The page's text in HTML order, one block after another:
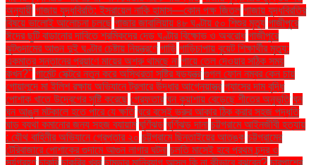
অনুযায়ী গাজায় যুদ্ধবিরতি: ইসরায়েল নাকি হামাস—কোন পক্ষ জিতল গাজায় যুদ্ধবিরতির
বিষয়ে ভালোই আলোচনা চলছে গাজার জাবালিয়ায় ৪৮ ঘণ্টায় ৫০ শিশুর মৃত্যু গাজীপুরে
ঈদের ছুটি বাড়ানোর দাবিতে শ্রমিকদের দেড় ঘণ্টার বিক্ষোভ ও অবরোধ গাজীপুরে
ঝুটগুদামের আগুন দুই ঘণ্টার চেষ্টায় নিয়ন্ত্রণে গাড়ি গাড়িচাপায় বুয়েট শিক্ষার্থীর মৃত্যু:
একমাত্র সন্তানের প্রয়াণে মায়ের অশ্রু থামছে না গায়ে তেল দেওয়ার সঠিক সময়
কখন?" গার্মেন্ট সেক্টরে নতুন করে অস্থিরতা সৃষ্টির ষড়যন্ত্র গুগল ফোন নম্বর কেন চায়
গোয়ালন্দে মা ইলিশ রক্ষায় অভিযানে ট্রলারে উদ্ধার আগ্নেয়াস্ত্র গ্যাসের দাম বৃদ্ধি
পোশাক খাতে উদ্বেগের সৃষ্টি করেছে গ্রেফতার ঘন কুয়াশায় বেড়েছে শীতের অনুভূতি ঘন
ঘন আঙুল মটকালে হতে পারে যে ক্ষতি ঘরে বসেই ভ্রুর আকার ঠিক করার সহজ পদ্ধতি
ঘাড় ব্যথা কমানোর জন্য সহজ ব্যায়াম ঘূর্ণিঝড় ঘূর্ণিঝড় দানা চট্টগ্রামে আইনজীবী হত্যায়
: যৌথ বাহিনীর অভিযানে গ্রেপ্তার ২০ চট্টগ্রামে ছিনতাইয়ের আতঙ্ক চট্টগ্রামের
টেরিবাজারে পোশাকের গুদামে আগুন লাগার ঘটনা চলতি মাসেই হবে প্রথম চন্দ্র ও
সূর্যগ্রহণ চাকরি চাকরির খবর চামড়ার মানিব্যাগ আসল কি না কীভাবে বুঝবেন? চারপাশের